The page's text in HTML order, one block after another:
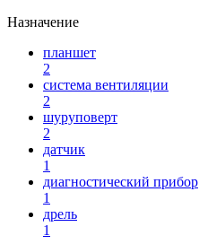
Назначение
планшет
2
система вентиляции
2
шуруповерт
2
датчик
1
диагностический прибор
1
дрель
1